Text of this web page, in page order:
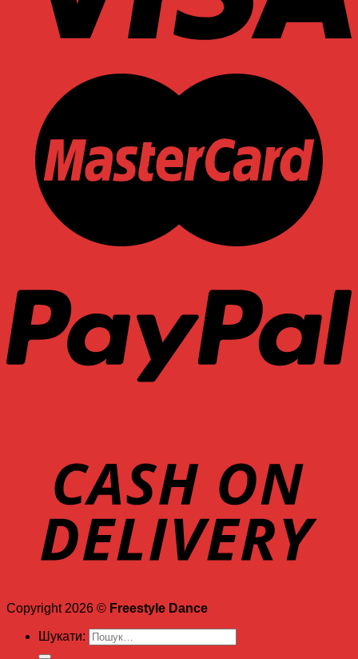
Copyright 2026 © Freestyle Dance
Шукати: